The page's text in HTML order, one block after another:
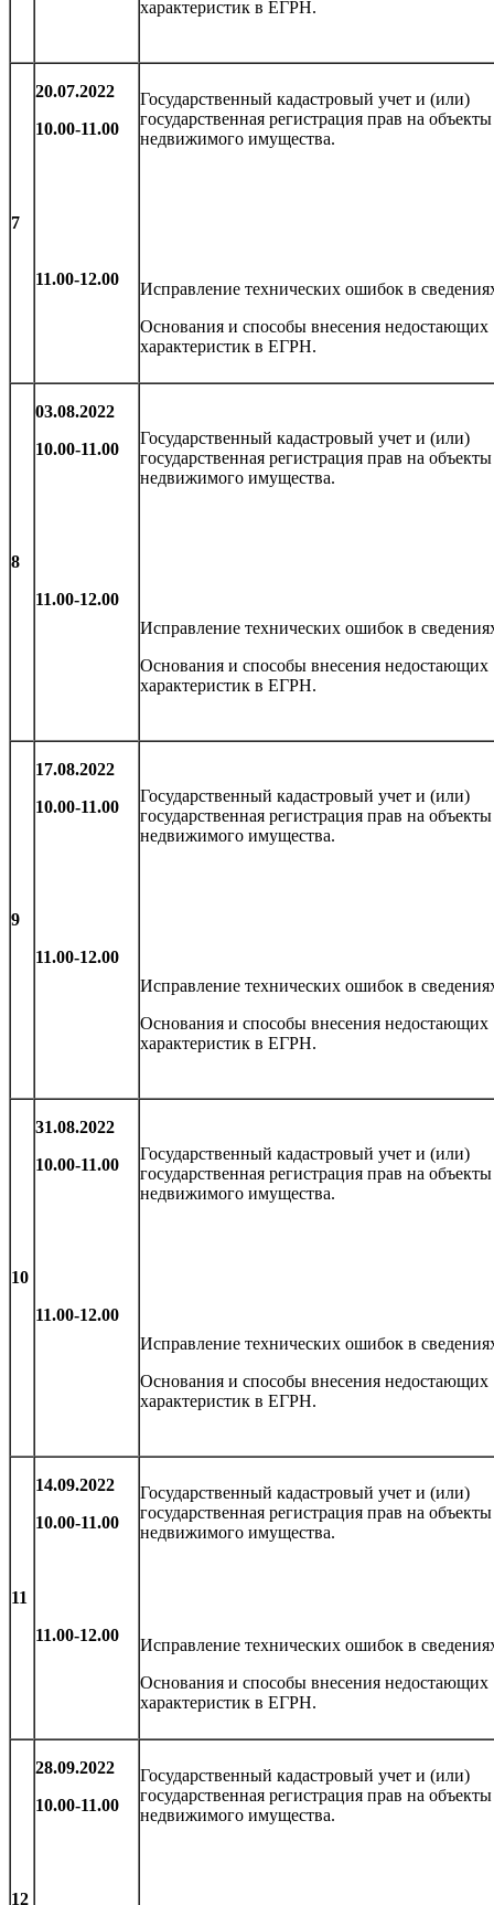
характеристик в ЕГРН.
7
20.07.2022
10.00-11.00
11.00-12.00
Государственный кадастровый учет и (или)
государственная регистрация прав на объекты
недвижимого имущества.
Исправление технических ошибок в
Основания и способы внесения недостающих
характеристик в ЕГРН.
8
03.08.2022
10.00-11.00
11.00-12.00
Государственный кадастровый учет и (или)
государственная регистрация прав на объекты
недвижимого имущества.
Исправление технических ошибок в
Основания и способы внесения недостающих
характеристик в ЕГРН.
9
17.08.2022
10.00-11.00
11.00-12.00
Государственный кадастровый учет и (или)
государственная регистрация прав на объекты
недвижимого имущества.
Исправление технических ошибок в
Основания и способы внесения недостающих
характеристик в ЕГРН.
10
31.08.2022
10.00-11.00
11.00-12.00
Государственный кадастровый учет и (или)
государственная регистрация прав на объекты
недвижимого имущества.
Исправление технических ошибок в
Основания и способы внесения недостающих
характеристик в ЕГРН.
11
14.09.2022
10.00-11.00
11.00-12.00
Государственный кадастровый учет и (или)
государственная регистрация прав на объекты
недвижимого имущества.
Исправление технических ошибок в
Основания и способы внесения недостающих
характеристик в ЕГРН.
12
28.09.2022
10.00-11.00
Государственный кадастровый учет и (или)
государственная регистрация прав на объекты
недвижимого имущества.